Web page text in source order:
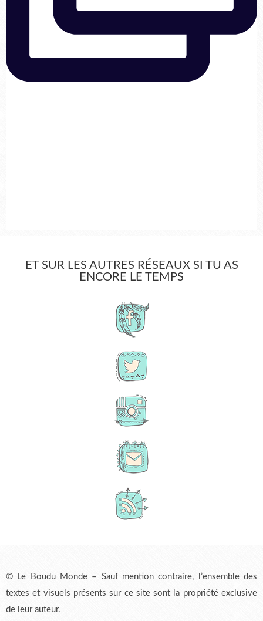
ET SUR LES AUTRES RÉSEAUX SI TU AS
ENCORE LE TEMPS
© Le Boudu Monde – Sauf mention contraire, l’ensemble des
textes et visuels présents sur ce site sont la propriété exclusive
de leur auteur.